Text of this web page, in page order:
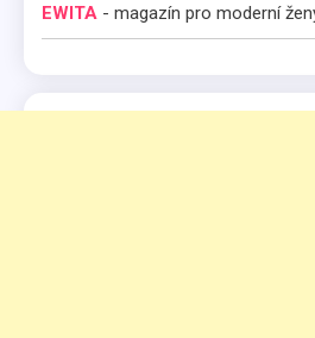
EWITA - magazín pro moderní